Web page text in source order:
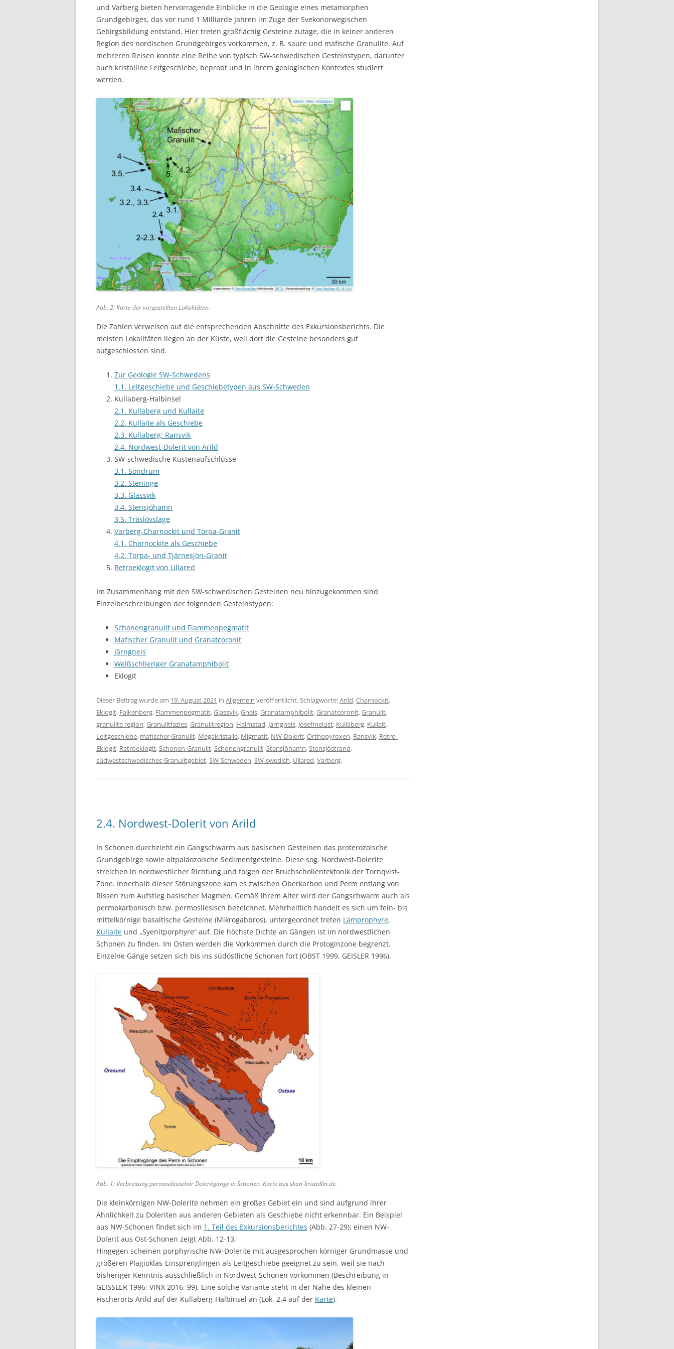
und Varberg bieten hervorragende Einblicke in die Geologie eines metamorphen
Grundgebirges, das vor rund 1 Milliarde Jahren im Zuge der Svekonorwegischen
Gebirgsbildung entstand. Hier treten großflächig Gesteine zutage, die in keiner anderen
Region des nordischen Grundgebirges vorkommen, z. B. saure und mafische Granulite. Auf
mehreren Reisen konnte eine Reihe von typisch SW-schwedischen Gesteinstypen, darunter
auch kristalline Leitgeschiebe, beprobt und in ihrem geologischen Kontextes studiert
werden.
Abb. 2: Karte der vorgestellten Lokalitäten.
Die Zahlen verweisen auf die entsprechenden Abschnitte des Exkursionsberichts. Die
meisten Lokalitäten liegen an der Küste, weil dort die Gesteine besonders gut
aufgeschlossen sind.
Zur Geologie SW-Schwedens
1.1. Leitgeschiebe und Geschiebetypen aus SW-Schweden
Kullaberg-Halbinsel
2.1. Kullaberg und Kullaite
2.2. Kullaite als Geschiebe
2.3. Kullaberg: Ransvik
2.4. Nordwest-Dolerit von Arild
SW-schwedische Küstenaufschlüsse
3.1. Söndrum
3.2. Steninge
3.3. Glassvik
3.4. Stensjöhamn
3.5. Träslövsläge
Varberg-Charnockit und Torpa-Granit
4.1. Charnockite als Geschiebe
4.2. Torpa- und Tjärnesjön-Granit
Retroeklogit von Ullared
Im Zusammenhang mit den SW-schwedischen Gesteinen neu hinzugekommen sind
Einzelbeschreibungen der folgenden Gesteinstypen:
Schonengranulit und Flammenpegmatit
Mafischer Granulit und Granatcoronit
Järngneis
Weißschlieriger Granatamphibolit
Eklogit
Dieser Beitrag wurde am 19. August 2021 in Allgemein veröffentlicht. Schlagworte:Arild,Charnockit,
Eklogit, Falkenberg, Flammenpegmatit,Glassvik,Gneis,Granatamphibolit,Granatcoronit,Granulit,
granulite region,Granulitfazies,Granulitregion, Halmstad, Järngneis, Josefinelust, Kullaberg, Kullait,
Leitgeschiebe, mafischer Granulit, Megakristalle, Migmatit, NW-Dolerit,Orthopyroxen, Ransvik, Retro-
Eklogit, Retroeklogit,Schonen-Granulit,Schonengranulit,Stensjöhamn,Stensjöstrand,
südwestschwedisches Granulitgebiet,SW-Schweden,SW-swedish, Ullared,Varberg.
2.4. Nordwest-Dolerit von Arild
In Schonen durchzieht ein Gangschwarm aus basischen Gesteinen das proterozoische
Grundgebirge sowie altpaläozoische Sedimentgesteine. Diese sog. Nordwest-Dolerite
streichen in nordwestlicher Richtung und folgen der Bruchschollentektonik der Tornqvist-
Zone. Innerhalb dieser Störungszone kam es zwischen Oberkarbon und Perm entlang von
Rissen zum Aufstieg basischer Magmen. Gemäß ihrem Alter wird der Gangschwarm auch als
permokarbonisch bzw. permosilesisch bezeichnet. Mehrheitlich handelt es sich um fein- bis
mittelkörnige basaltische Gesteine (Mikrogabbros), untergeordnet treten Lamprophyre,
Kullaite und „Syenitporphyre“ auf. Die höchste Dichte an Gängen ist im nordwestlichen
Schonen zu finden. Im Osten werden die Vorkommen durch die Protoginzone begrenzt.
Einzelne Gänge setzen sich bis ins südöstliche Schonen fort (OBST 1999, GEISLER 1996).
Abb. 1: Verbreitung permosilesischer Doleritgänge in Schonen. Karte aus skan-kristallin.de.
Die kleinkörnigen NW-Dolerite nehmen ein großes Gebiet ein und sind aufgrund ihrer
Ähnlichkeit zu Doleriten aus anderen Gebieten als Geschiebe nicht erkennbar. Ein Beispiel
aus NW-Schonen findet sich im 1. Teil des Exkursionsberichtes (Abb. 27-29); einen NW-
Dolerit aus Ost-Schonen zeigt Abb. 12-13.
Hingegen scheinen porphyrische NW-Dolerite mit ausgesprochen körniger Grundmasse und
größeren Plagioklas-Einsprenglingen als Leitgeschiebe geeignet zu sein, weil sie nach
bisheriger Kenntnis ausschließlich in Nordwest-Schonen vorkommen (Beschreibung in
GEISSLER 1996; VINX 2016: 99). Eine solche Variante steht in der Nähe des kleinen
Fischerorts Arild auf der Kullaberg-Halbinsel an (Lok. 2.4 auf der Karte).